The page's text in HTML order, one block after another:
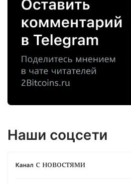
Наши соцсети
Канал с новостями